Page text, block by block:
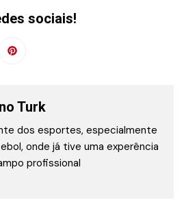
sociais!
Turk
dos esportes, especialmente
onde já tive uma experência
profissional